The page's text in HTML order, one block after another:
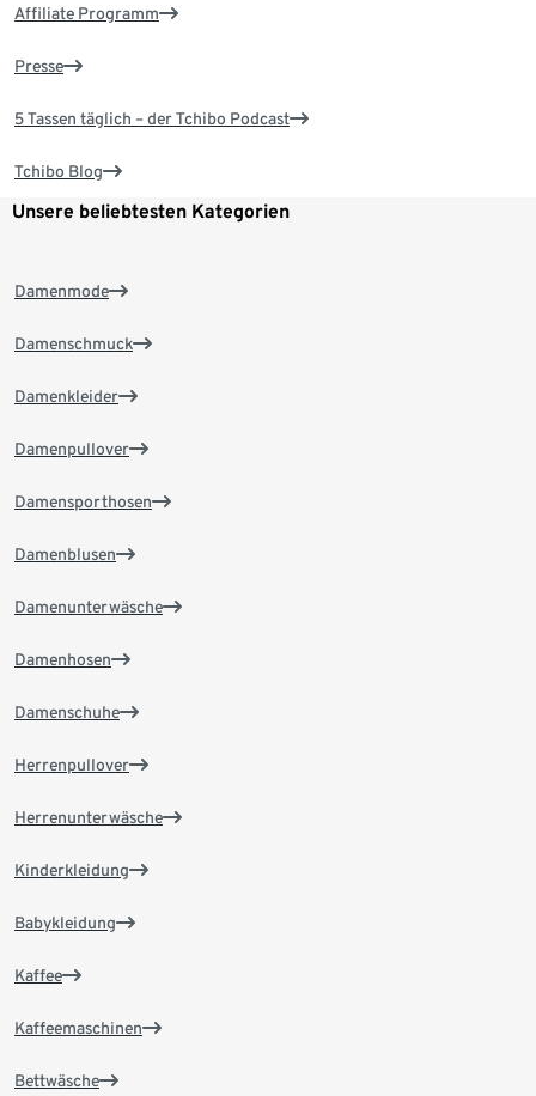
Affiliate Programm
Presse
5 Tassen täglich – der Tchibo Podcast
Tchibo Blog
Unsere beliebtesten Kategorien
Damenmode
Damenschmuck
Damenkleider
Damenpullover
Damensporthosen
Damenblusen
Damenunterwäsche
Damenhosen
Damenschuhe
Herrenpullover
Herrenunterwäsche
Kinderkleidung
Babykleidung
Kaffee
Kaffeemaschinen
Bettwäsche